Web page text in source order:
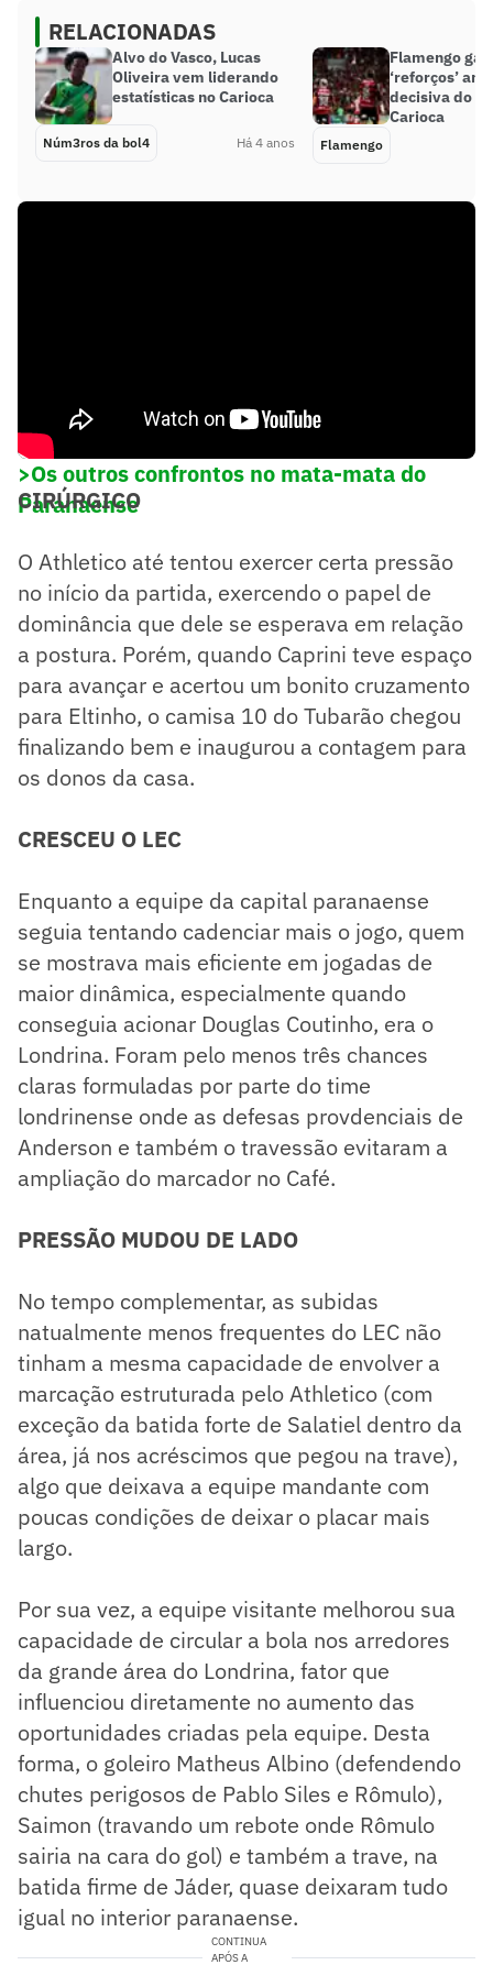
RELACIONADAS
Alvo do Vasco, Lucas
Oliveira vem liderando
estatísticas no Carioca
Núm3ros da bol4 Há 4 anos
Flamengo
‘reforços’
decisiva do
Carioca
Flamengo
>Os outros confrontos no mata-mata do
Paranaense
CIRÚRGICO
O Athletico até tentou exercer certa pressão
no início da partida, exercendo o papel de
dominância que dele se esperava em relação
a postura. Porém, quando Caprini teve espaço
para avançar e acertou um bonito cruzamento
para Eltinho, o camisa 10 do Tubarão chegou
finalizando bem e inaugurou a contagem para
os donos da casa.
CRESCEU O LEC
​Enquanto a equipe da capital paranaense
seguia tentando cadenciar mais o jogo, quem
se mostrava mais eficiente em jogadas de
maior dinâmica, especialmente quando
conseguia acionar Douglas Coutinho, era o
Londrina. Foram pelo menos três chances
claras formuladas por parte do time
londrinense onde as defesas provdenciais de
Anderson e também o travessão evitaram a
ampliação do marcador no Café.
PRESSÃO MUDOU DE LADO
No tempo complementar, as subidas
natualmente menos frequentes do LEC não
tinham a mesma capacidade de envolver a
marcação estruturada pelo Athletico (com
exceção da batida forte de Salatiel dentro da
área, já nos acréscimos que pegou na trave),
algo que deixava a equipe mandante com
poucas condições de deixar o placar mais
largo.
Por sua vez, a equipe visitante melhorou sua
capacidade de circular a bola nos arredores
da grande área do Londrina, fator que
influenciou diretamente no aumento das
oportunidades criadas pela equipe. Desta
forma, o goleiro Matheus Albino (defendendo
chutes perigosos de Pablo Siles e Rômulo),
Saimon (travando um rebote onde Rômulo
sairia na cara do gol) e também a trave, na
batida firme de Jáder, quase deixaram tudo
igual no interior paranaense.
CONTINUA
APÓS A